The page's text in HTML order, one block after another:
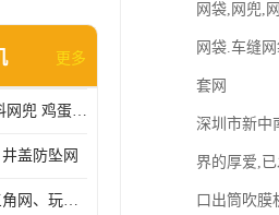
更多
网兜厂家批发 塑料网兜 鸡蛋网兜
盖防坠网
供应玩具吊网、三角网、玩具吊床
网袋,网兜,
网袋.车缝
套网
深圳市新中
界的厚爱,
口出筒吹